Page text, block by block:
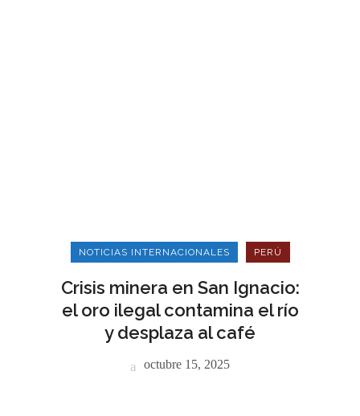
NOTICIAS INTERNACIONALES PERÚ
Crisis minera en San Ignacio:
el oro ilegal contamina el río
y desplaza al café
octubre 15, 2025